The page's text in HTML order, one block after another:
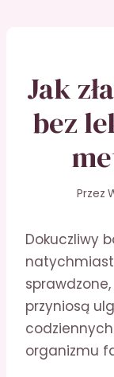
Jak
bez
Przez
Dokuczliwy
przyniosą
organizmu